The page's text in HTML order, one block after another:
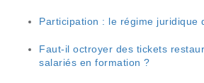
Participation : le régime juridique
Faut-il octroyer des tickets
salariés en formation ?